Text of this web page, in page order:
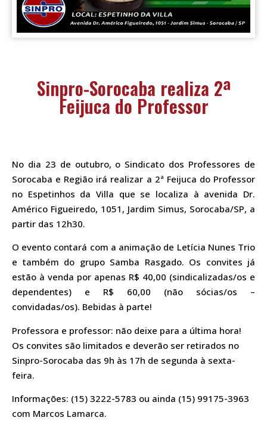
Sinpro-Sorocaba realiza 2ª
Feijuca do Professor
No dia 23 de outubro, o Sindicato dos Professores de
Sorocaba e Região irá realizar a 2ª Feijuca do Professor
no Espetinhos da Villa que se localiza à avenida Dr.
Américo Figueiredo, 1051, Jardim Simus, Sorocaba/SP, a
partir das 12h30.
O evento contará com a animação de Letícia Nunes Trio
e também do grupo Samba Rasgado. Os convites já
estão à venda por apenas R$ 40,00 (sindicalizadas/os e
dependentes) e R$ 60,00 (não sócias/os –
convidadas/os). Bebidas à parte!
Professora e professor: não deixe para a última hora!
Os convites são limitados e deverão ser retirados no
Sinpro-Sorocaba das 9h às 17h de segunda à sexta-
feira.
Informações: (15) 3222-5783 ou ainda (15) 99175-3963
com Marcos Lamarca.